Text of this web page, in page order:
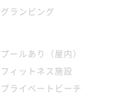
グランピング
プールあり（屋内）
フィットネス施設
プライベートビーチ